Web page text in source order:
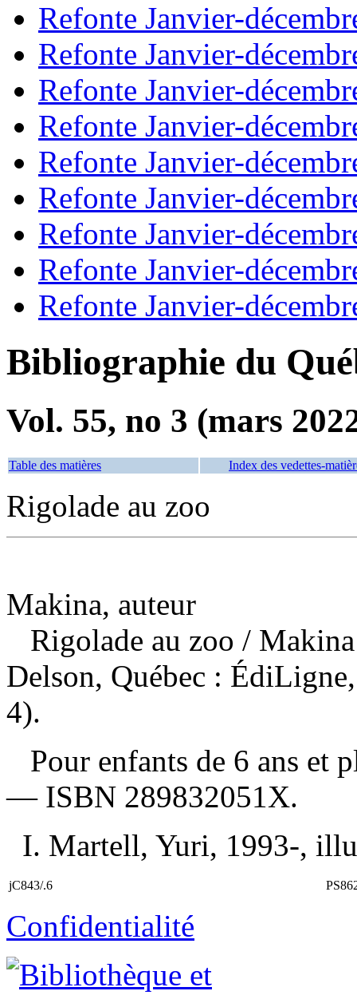
Refonte Janvier-
Refonte Janvier-
Refonte Janvier-
Refonte Janvier-
Refonte Janvier-
Refonte Janvier-
Refonte Janvier-
Refonte Janvier-
Refonte Janvier-
Bibliographie du
Vol. 55, no 3 (mars
Table des matières Index des vedettes-
Rigolade au zoo
Makina, auteur
Rigolade au zoo /
Delson, Québec :
4).
Pour enfants de 6 ans et
— ISBN 289832051X.
I. Martell, Yuri, 1993-,
jC843/.6
Confidentialité